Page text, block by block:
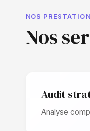
NOS
Nos
Audit
Analyse